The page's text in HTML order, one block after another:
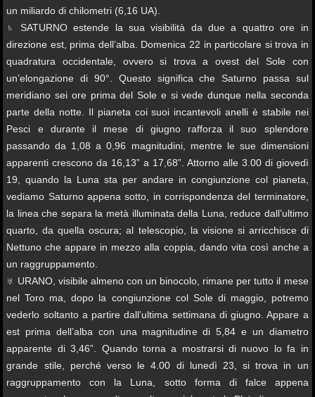
un miliardo di chilometri (6,16 UA).
♄ SATURNO estende la sua visibilità da due a quattro ore in
direzione est, prima dell’alba. Domenica 22 in particolare si trova in
quadratura occidentale, ovvero si trova a ovest del Sole con
un’elongazione di 90°. Questo significa che Saturno passa sul
meridiano sei ore prima del Sole e si vede dunque nella seconda
parte della notte. Il pianeta coi suoi incantevoli anelli è stabile nei
Pesci e durante il mese di giugno rafforza il suo splendore
passando da 1,08 a 0,96 magnitudini, mentre le sue dimensioni
apparenti crescono da 16,13” a 17,68”. Attorno alle 3.00 di giovedì
19, quando la Luna sta per andare in congiunzione col pianeta,
vediamo Saturno appena sotto, in corrispondenza del terminatore,
la linea che separa la metà illuminata della Luna, reduce dall’ultimo
quarto, da quella oscura; al telescopio, la visione si arricchisce di
Nettuno che appare in mezzo alla coppia, dando vita così anche a
un raggruppamento.
♅ URANO, visibile almeno con un binocolo, rimane per tutto il mese
nel Toro ma, dopo la congiunzione col Sole di maggio, potremo
vederlo soltanto a partire dall’ultima settimana di giugno. Appare a
est prima dell’alba con una magnitudine di 5,84 e un diametro
apparente di 3,46”. Quando torna a mostrarsi di nuovo lo fa in
grande stile, perché verso le 4.00 di lunedì 23, si trova in un
raggruppamento con la Luna, sotto forma di falce appena